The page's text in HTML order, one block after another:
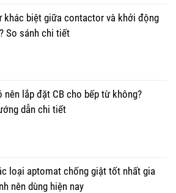
khác biệt giữa contactor và khởi động
So sánh chi tiết
nên lắp đặt CB cho bếp từ không?
dẫn chi tiết
loại aptomat chống giật tốt nhất gia
nên dùng hiện nay